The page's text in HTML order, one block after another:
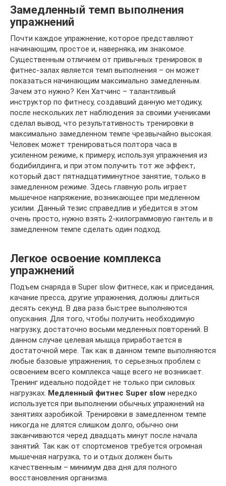
Замедленный темп выполнения
упражнений
Почти каждое упражнение, которое представляют
начинающим, простое и, наверняка, им знакомое.
Существенным отличием от привычных тренировок в
фитнес-залах является темп выполнения – он может
показаться начинающим максимально замедленным.
Зачем это нужно? Кен Хатчинс – талантливый
инструктор по фитнесу, создавший данную методику,
после нескольких лет наблюдения за своими учениками
сделал вывод, что результативность тренировки в
максимально замедленном темпе чрезвычайно высокая.
Человек может тренироваться полтора часа в
усиленном режиме, к примеру, используя упражнения из
бодибилдинга, и при этом получить тот же эффект,
который даст пятнадцатиминутное занятие, только в
замедленном режиме. Здесь главную роль играет
мышечное напряжение, возникающее при медленном
усилии. Данный тезис справедлив и убедится в этом
очень просто, нужно взять 2-килограммовую гантель и в
замедленном темпе сделать один подход.
Легкое освоение комплекса
упражнений
Подъем снаряда в Super slow фитнесе, как и приседания,
качание пресса, другие упражнения, должны длиться
десять секунд. В два раза быстрее выполняются
опускания. Для того, чтобы получить необходимую
нагрузку, достаточно восьми медленных повторений. В
данном случае целевая мышца приработается в
достаточной мере. Так как в данном темпе выполняются
любые базовые упражнения, то серьезных проблем с
освоением всего комплекса чаще всего не возникает.
Тренинг идеально подойдет не только при силовых
нагрузках. Медленный фитнес Super slow нередко
используется при выполнении обычных упражнений на
занятиях аэробикой. Тренировки в замедленном темпе
никогда не длятся слишком долго, обычно они
заканчиваются черед двадцать минут после начала
занятий. Так как от спортсменов требуется огромная
мышечная нагрузка, то и отдых должен быть
качественным – минимум два дня для полного
восстановления организма.